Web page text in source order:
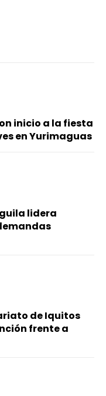
inicio a la fiesta
en Yurimaguas
lidera
de Iquitos
frente a